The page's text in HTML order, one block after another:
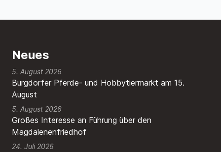
Neues
Burgdorfer Pferde- und Hobbytiermarkt am 15.
August
5. August 2026
Großes Interesse an Führung über den
Magdalenenfriedhof
5. August 2026
24. Juli 2026